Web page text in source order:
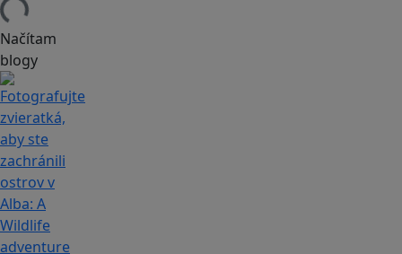
Načítam
blogy